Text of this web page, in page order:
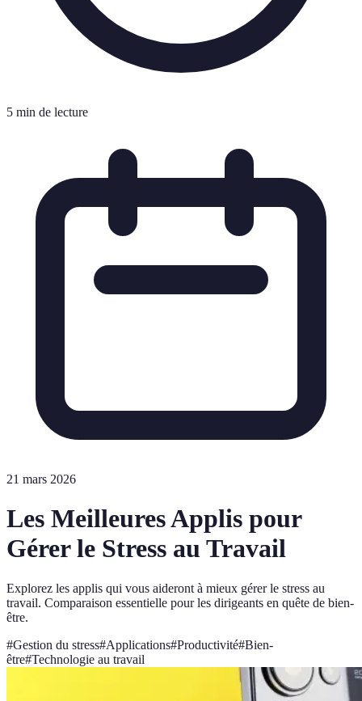
5 min de lecture
21 mars 2026
Les Meilleures Applis pour
Gérer le Stress au Travail
Explorez les applis qui vous aideront à mieux gérer le stress au
travail. Comparaison essentielle pour les dirigeants en quête de bien-
être.
#Gestion du stress#Applications#Productivité#Bien-
être#Technologie au travail